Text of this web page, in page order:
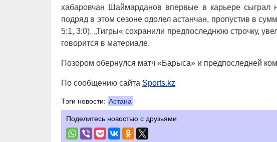
хабаровчан Шаймарданов впервые в карьере сыграл
подряд в этом сезоне одолел астанчан, пропустив в
5:1, 3:0). „Тигры« сохранили предпоследнюю строчку,
говорится в материале.
Позором обернулся матч «Барыса» и предпоследней
По сообщению сайта Sports.kz
Тэги новости: Астана
Поделитесь новостью с друзьями